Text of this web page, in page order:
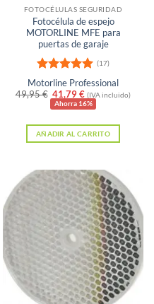
FOTOCÉLULAS SEGURIDAD
Fotocélula de espejo
MOTORLINE MFE para
puertas de garaje
Valorado
con5 de 5
(17)
Motorline Professional
49,95€ El
precio
era:
49,95 €.
41,79€El
precio
es:
41,79 €.
(IVA incluido)
Ahorra 16%
AÑADIR AL CARRITO